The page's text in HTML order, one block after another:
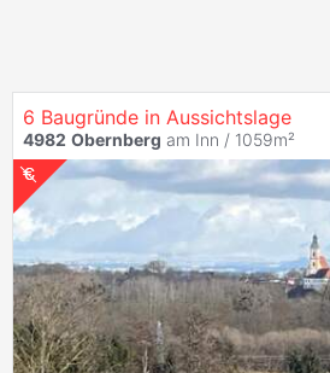
6 Baugründe in Aussichtslage
4982 Obernberg am Inn / 1059m²